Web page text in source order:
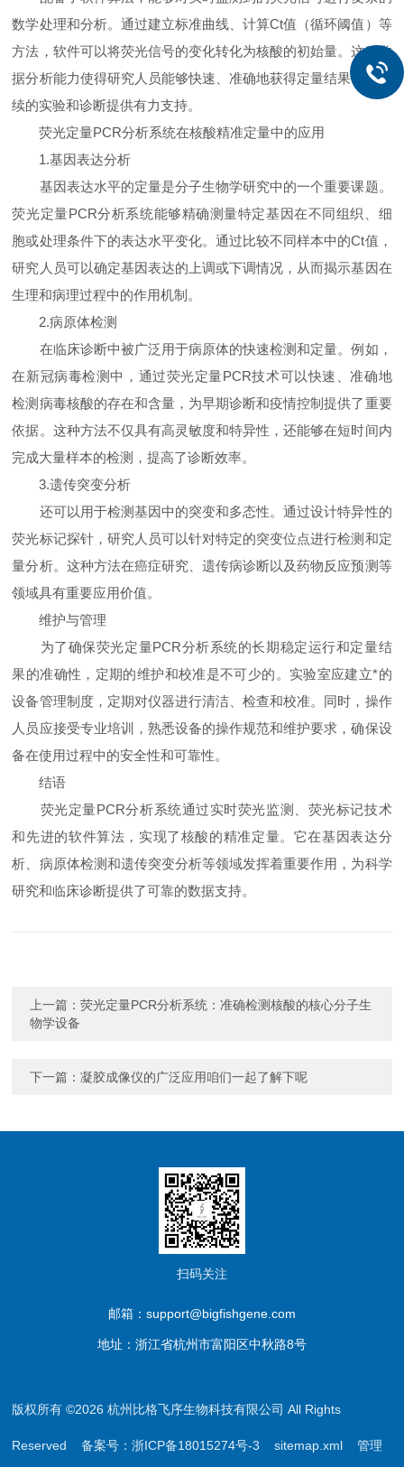
数学处理和分析。通过建立标准曲线、计算Ct值（循环阈值）等
方法，软件可以将荧光信号的变化转化为核酸的初始量。这种数
据分析能力使得研究人员能够快速、准确地获得定量结果，为后
续的实验和诊断提供有力支持。
荧光定量PCR分析系统在核酸精准定量中的应用
1.基因表达分析
基因表达水平的定量是分子生物学研究中的一个重要课题。
荧光定量PCR分析系统能够精确测量特定基因在不同组织、细
胞或处理条件下的表达水平变化。通过比较不同样本中的Ct值，
研究人员可以确定基因表达的上调或下调情况，从而揭示基因在
生理和病理过程中的作用机制。
2.病原体检测
在临床诊断中被广泛用于病原体的快速检测和定量。例如，
在新冠病毒检测中，通过荧光定量PCR技术可以快速、准确地
检测病毒核酸的存在和含量，为早期诊断和疫情控制提供了重要
依据。这种方法不仅具有高灵敏度和特异性，还能够在短时间内
完成大量样本的检测，提高了诊断效率。
3.遗传突变分析
还可以用于检测基因中的突变和多态性。通过设计特异性的
荧光标记探针，研究人员可以针对特定的突变位点进行检测和定
量分析。这种方法在癌症研究、遗传病诊断以及药物反应预测等
领域具有重要应用价值。
维护与管理
为了确保荧光定量PCR分析系统的长期稳定运行和定量结
果的准确性，定期的维护和校准是不可少的。实验室应建立*的
设备管理制度，定期对仪器进行清洁、检查和校准。同时，操作
人员应接受专业培训，熟悉设备的操作规范和维护要求，确保设
备在使用过程中的安全性和可靠性。
结语
荧光定量PCR分析系统通过实时荧光监测、荧光标记技术
和先进的软件算法，实现了核酸的精准定量。它在基因表达分
析、病原体检测和遗传突变分析等领域发挥着重要作用，为科学
研究和临床诊断提供了可靠的数据支持。
上一篇：荧光定量PCR分析系统：准确检测核酸的核心分子生
物学设备
下一篇：凝胶成像仪的广泛应用咱们一起了解下呢
扫码关注
邮箱：support@bigfishgene.com
地址：浙江省杭州市富阳区中秋路8号
版权所有 ©2026 杭州比格飞序生物科技有限公司 All Rights
Reserved备案号：浙ICP备18015274号-3 sitemap.xml 管理